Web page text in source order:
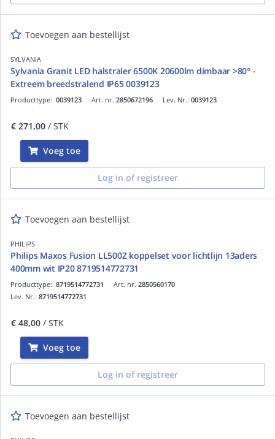
Toevoegen aan bestellijst
SYLVANIA
Sylvania Granit LED halstraler 6500K 20600lm dimbaar >80° -
Extreem breedstralend IP65 0039123
Art. nr. 2850672196
Producttype: 0039123 Lev. Nr.: 0039123
€ 271,00 / STK
Voeg toe
Log in of registreer
Toevoegen aan bestellijst
PHILIPS
Philips Maxos Fusion LL500Z koppelset voor lichtlijn 13aders
400mm wit IP20 8719514772731
Art. nr. 2850560170
Producttype: 8719514772731
Lev. Nr.: 8719514772731
€ 48,00 / STK
Voeg toe
Log in of registreer
Toevoegen aan bestellijst